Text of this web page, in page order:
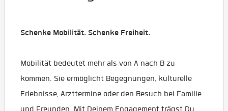
Schenke Mobilität. Schenke Freiheit.
Mobilität bedeutet mehr als von A nach B zu
kommen. Sie ermöglicht Begegnungen, kulturelle
Erlebnisse, Arzttermine oder den Besuch bei Familie
und Freunden. Mit Deinem Engagement trägst Du